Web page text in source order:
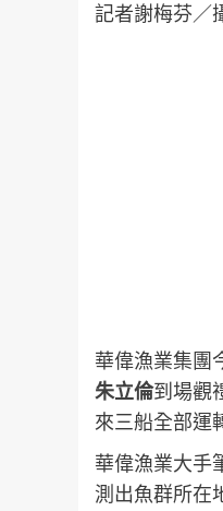
記者謝梅芬／
華偉漁業集團
朱立倫到場觀
來三船全部運
華偉漁業大手
測出魚群所在